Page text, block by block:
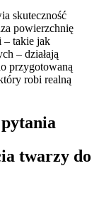
skuteczność
powierzchnię
– takie jak
– działają
przygotowaną
robi realną
twarzy do